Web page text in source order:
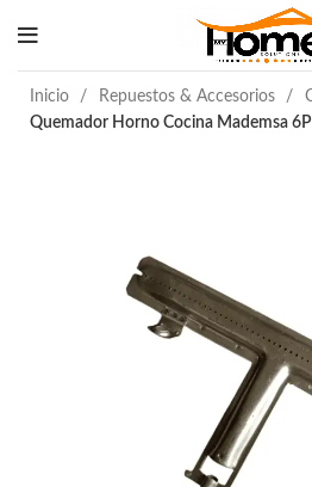
Inicio Repuestos & Accesorios
Quemador Horno Cocina Mademsa 6P